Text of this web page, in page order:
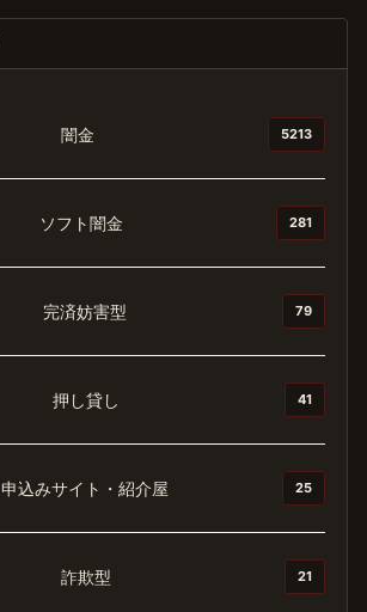
闇金 5213
ソフト闇金 281
完済妨害型 79
押し貸し 41
申込みサイト・紹介屋 25
詐欺型 21